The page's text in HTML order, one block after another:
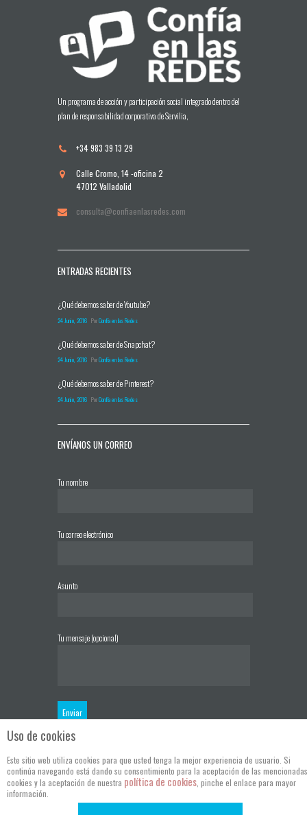
Un programa de acción y participación social integrado dentro del
plan de responsabilidad corporativa de Servilia,
+34 983 39 13 29
Calle Cromo, 14 -oficina 2
47012 Valladolid
consulta@confiaenlasredes.com
ENTRADAS RECIENTES
¿Qué debemos saber de Youtube?
24 Junio, 2016 PorConfía en las Redes
¿Qué debemos saber de Snapchat?
24 Junio, 2016 PorConfía en las Redes
¿Qué debemos saber de Pinterest?
24 Junio, 2016 PorConfía en las Redes
ENVÍANOS UN CORREO
Tu nombre
Tu correo electrónico
Asunto
Tu mensaje (opcional)
Uso de cookies
Este sitio web utiliza cookies para que usted tenga la mejor experiencia de usuario. Si
continúa navegando está dando su consentimiento para la aceptación de las mencionadas
cookies y la aceptación de nuestra política de cookies , pinche el enlace para mayor
información.